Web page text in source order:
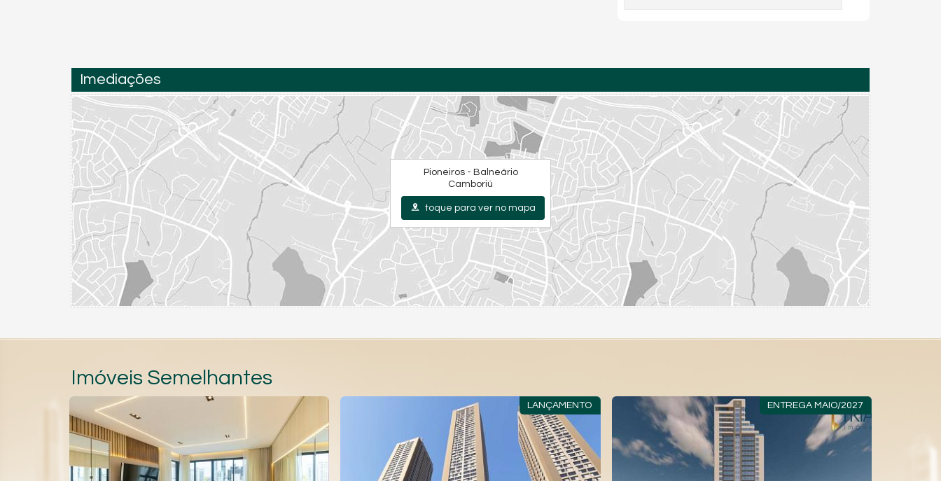
Imediações
Pioneiros - Balneário
Camboriú
toque para ver no mapa
Imóveis Semelhantes
LANÇAMENTO ENTREGA MAIO/2027